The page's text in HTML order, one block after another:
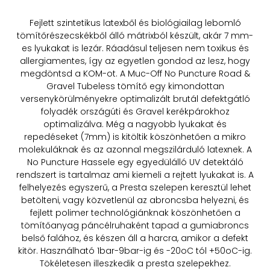
Fejlett szintetikus latexből és biológiailag lebomló
tömítőrészecskékből álló mátrixból készült, akár 7 mm-
es lyukakat is lezár. Ráadásul teljesen nem toxikus és
allergiamentes, így az egyetlen gondod az lesz, hogy
megdöntsd a KOM-ot. A Muc-Off No Puncture Road &
Gravel Tubeless tömítő egy kimondottan
versenykörülményekre optimalizált brutál defektgátló
folyadék országúti és Gravel kerékpárokhoz
optimalizálva. Még a nagyobb lyukakat és
repedéseket (7mm) is kitöltik köszönhetően a mikro
molekuláknak és az azonnal megszilárduló latexnek. A
No Puncture Hassele egy egyedülálló UV detektáló
rendszert is tartalmaz ami kiemeli a rejtett lyukakat is. A
felhelyezés egyszerű, a Presta szelepen keresztül lehet
betölteni, vagy közvetlenül az abroncsba helyezni, és
fejlett polimer technológiánknak köszönhetően a
tömítőanyag páncélruhaként tapad a gumiabroncs
belső falához, és készen áll a harcra, amikor a defekt
kitör. Használható 1bar-9bar-ig és -20oC tól +50oC-ig.
Tökéletesen illeszkedik a presta szelepekhez.